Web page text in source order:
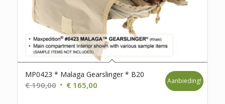
MP0423 * Malaga Gearslinger * B20
€190,00 Oorspronkelijke
€165,00Huidige
Aanbieding!